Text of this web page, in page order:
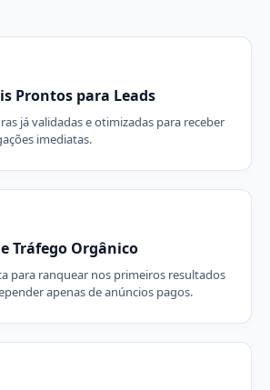
Prontos para Leads
já validadas e otimizadas para receber
imediatas.
Tráfego Orgânico
para ranquear nos primeiros resultados
apenas de anúncios pagos.